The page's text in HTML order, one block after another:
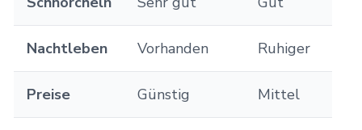
Nachtleben Vorhanden Ruhiger
Preise Günstig Mittel